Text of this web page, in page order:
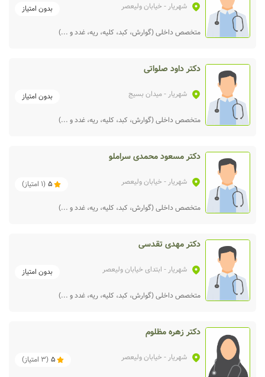
شهریار - خیابان ولیعصر بدون امتیاز
متخصص داخلی (گوارش، کبد، کلیه، ریه، غدد و ...)
دکتر داود صلواتی
شهریار - میدان بسیج بدون امتیاز
متخصص داخلی (گوارش، کبد، کلیه، ریه، غدد و ...)
دکتر مسعود محمدی سراملو
شهریار - خیابان ولیعصر 5
(
1 امتیاز)
متخصص داخلی (گوارش، کبد، کلیه، ریه، غدد و ...)
دکتر مهدی تقدسی
شهریار - ابتدای خیابان ولیعصر بدون امتیاز
متخصص داخلی (گوارش، کبد، کلیه، ریه، غدد و ...)
دکتر زهره مظلوم
شهریار - خیابان ولیعصر 5
(
3 امتیاز)